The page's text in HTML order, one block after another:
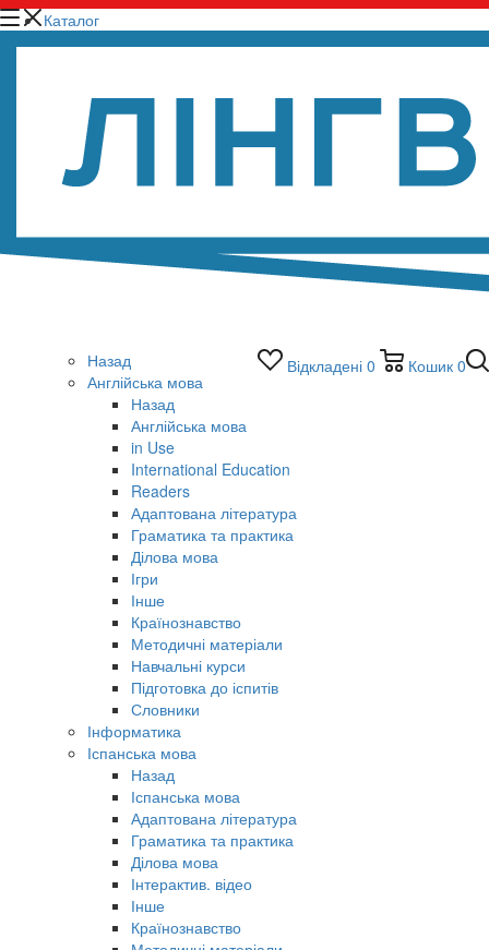
Відкладені 0 Кошик 0
Каталог
Назад
Англійська мова
Назад
Англійська мова
in Use
International Education
Readers
Адаптована література
Граматика та практика
Ділова мова
Ігри
Інше
Країнознавство
Методичні матеріали
Навчальні курси
Підготовка до іспитів
Словники
Інформатика
Іспанська мова
Назад
Іспанська мова
Адаптована література
Граматика та практика
Ділова мова
Інтерактив. відео
Інше
Країнознавство